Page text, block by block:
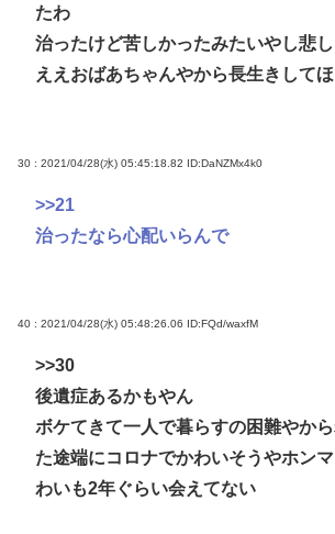
たわ
治ったけど苦しかったみたいやし悲
ええおばあちゃんやから長生きして
30 : 2021/04/28(水) 05:45:18.82 ID:DaNZMx4k0
>>21
治ったなら心配いらんで
40 : 2021/04/28(水) 05:48:26.06 ID:FQd/waxfM
>>30
後遺症あるかもやん
ボケてきて一人で暮らすの困難やか
た途端にコロナでかわいそうやホンマ
わいも2年ぐらい会えてない